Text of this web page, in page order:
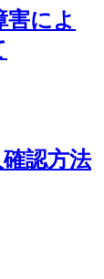
害によ
確認方法